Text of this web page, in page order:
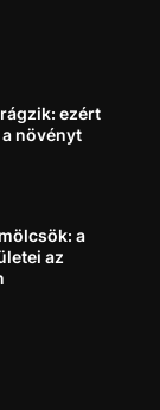
ezért
növényt
a
az